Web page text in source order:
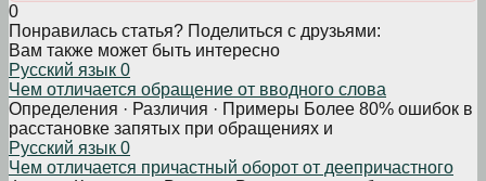
0
Понравилась статья? Поделиться с друзьями:
Вам также может быть интересно
Русский язык 0
Чем отличается обращение от вводного слова
Определения · Различия · Примеры Более 80% ошибок в
расстановке запятых при обращениях и
Русский язык 0
Чем отличается причастный оборот от деепричастного